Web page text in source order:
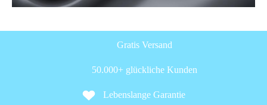
Gratis Versand
50.000+ glückliche Kunden
Lebenslange Garantie